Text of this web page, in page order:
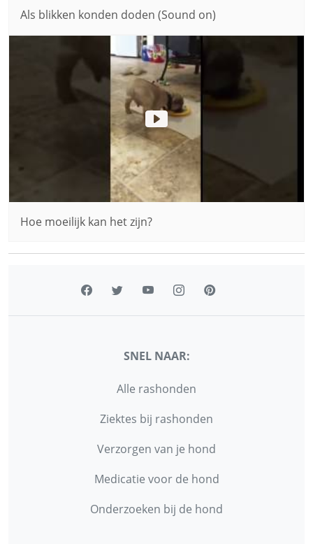
Als blikken konden doden (Sound on)
Hoe moeilijk kan het zijn?
SNEL NAAR:
Alle rashonden
Ziektes bij rashonden
Verzorgen van je hond
Medicatie voor de hond
Onderzoeken bij de hond